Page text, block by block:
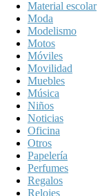
Material escolar
Moda
Modelismo
Motos
Móviles
Movilidad
Muebles
Música
Niños
Noticias
Oficina
Otros
Papelería
Perfumes
Regalos
Relojes